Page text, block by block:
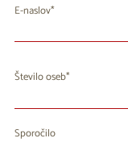
E-naslov
Število oseb
Sporočilo